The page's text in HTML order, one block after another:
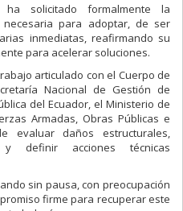
solicitado formalmente la
para adoptar, de ser
inmediatas, reafirmando su
para acelerar soluciones.
articulado con el Cuerpo de
Nacional de Gestión de
del Ecuador, el Ministerio de
Armadas, Obras Públicas e
evaluar daños estructurales,
definir acciones técnicas
sin pausa, con preocupación
firme para recuperar este